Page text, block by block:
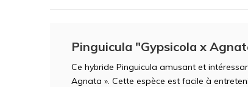
Pinguicula "Gypsicola x
Ce hybride Pinguicula amusant et
Agnata ». Cette espèce est facile à